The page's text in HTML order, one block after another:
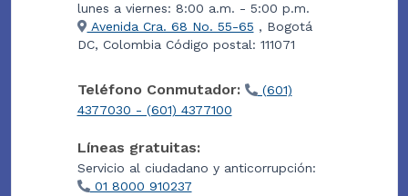
lunes a viernes: 8:00 a.m. - 5:00 p.m.
Avenida Cra. 68 No. 55-65 , Bogotá
DC, Colombia Código postal: 111071
Teléfono Conmutador:
(601)
4377030 - (601) 4377100
Líneas gratuitas:
Servicio al ciudadano y anticorrupción:
01 8000 910237